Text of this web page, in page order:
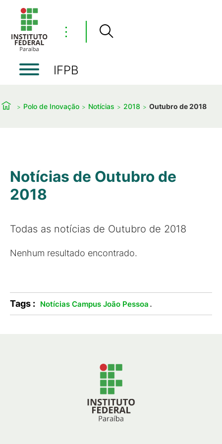
⋮
IFPB
Polo de Inovação Notícias 2018 Outubro de 2018
Notícias de Outubro de
2018
Todas as notícias de Outubro de 2018
Nenhum resultado encontrado.
Tags : Notícias Campus João Pessoa .